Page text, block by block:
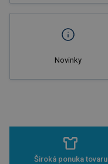
Novinky
Široká ponuka tovaru